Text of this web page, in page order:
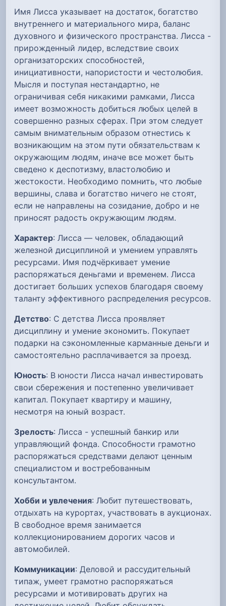
Имя Лисса указывает на достаток, богатство
внутреннего и материального мира, баланс
духовного и физического пространства. Лисса -
прирожденный лидер, вследствие своих
организаторских способностей,
инициативности, напористости и честолюбия.
Мысля и поступая нестандартно, не
ограничивая себя никакими рамками, Лисса
имеет возможность добиться любых целей в
совершенно разных сферах. При этом следует
самым внимательным образом отнестись к
возникающим на этом пути обязательствам к
окружающим людям, иначе все может быть
сведено к деспотизму, властолюбию и
жестокости. Необходимо помнить, что любые
вершины, слава и богатство ничего не стоят,
если не направлены на созидание, добро и не
приносят радость окружающим людям.
Характер: Лисса — человек, обладающий
железной дисциплиной и умением управлять
ресурсами. Имя подчёркивает умение
распоряжаться деньгами и временем. Лисса
достигает больших успехов благодаря своему
таланту эффективного распределения ресурсов.
Детство: С детства Лисса проявляет
дисциплину и умение экономить. Покупает
подарки на сэкономленные карманные деньги и
самостоятельно расплачивается за проезд.
Юность: В юности Лисса начал инвестировать
свои сбережения и постепенно увеличивает
капитал. Покупает квартиру и машину,
несмотря на юный возраст.
Зрелость: Лисса - успешный банкир или
управляющий фонда. Способности грамотно
распоряжаться средствами делают ценным
специалистом и востребованным
консультантом.
Хобби и увлечения: Любит путешествовать,
отдыхать на курортах, участвовать в аукционах.
В свободное время занимается
коллекционированием дорогих часов и
автомобилей.
Коммуникации: Деловой и рассудительный
типаж, умеет грамотно распоряжаться
ресурсами и мотивировать других на